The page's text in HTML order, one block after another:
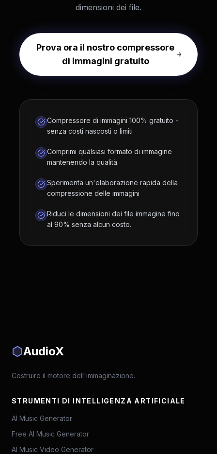
dimensioni dei file.
Prova ora il nostro compressore
di immagini gratuito
Compressore di immagini 100% gratuito -
senza costi nascosti o limiti
Comprimi qualsiasi formato di immagine
mantenendo la qualità.
Sperimenta un'elaborazione rapida della
compressione delle immagini
Riduci le dimensioni dei file immagine fino
al 90% senza alcun costo.
AudioX
Costruire il motore dell'immaginazione.
STRUMENTI DI INTELLIGENZA ARTIFICIALE
AI Music Generator
Free AI Music Generator
AI Music Video Generator